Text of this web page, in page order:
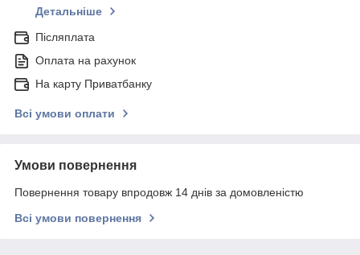
Детальніше
Післяплата
Оплата на рахунок
На карту Приватбанку
Всі умови оплати
Умови повернення
Повернення товару впродовж 14 днів за домовленістю
Всі умови повернення